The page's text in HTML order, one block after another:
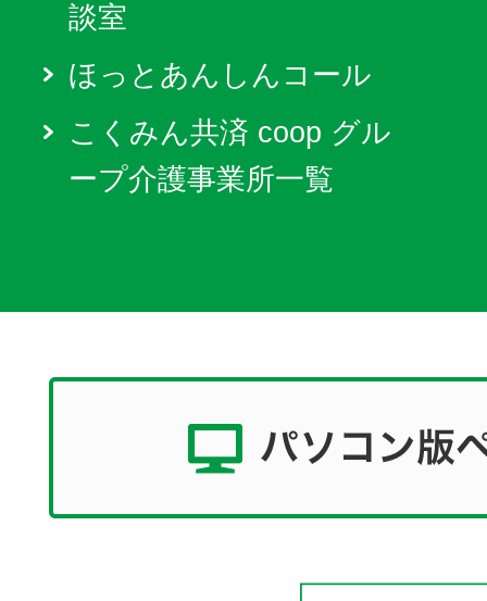
談室
ほっとあんしんコール
こくみん共済 coop グル
ープ介護事業所一覧